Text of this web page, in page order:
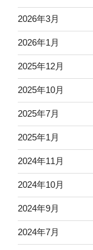
2026年3月
2026年1月
2025年12月
2025年10月
2025年7月
2025年1月
2024年11月
2024年10月
2024年9月
2024年7月